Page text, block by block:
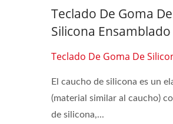
Teclado De Goma De
Silicona Ensamblado
Teclado De Goma De
El caucho de silicona es un
(material similar al caucho)
de silicona,...